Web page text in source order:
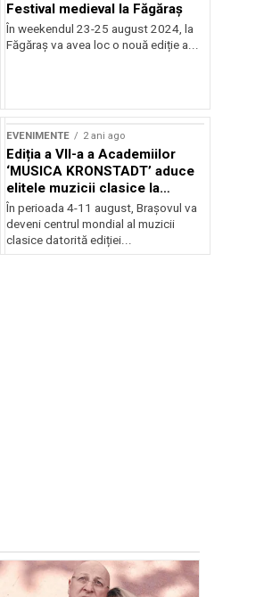
Festival medieval la Făgăraș
În weekendul 23-25 august 2024, la
Făgăraș va avea loc o nouă ediție a...
EVENIMENTE 2 ani ago
Ediția a VII-a a Academiilor
‘MUSICA KRONSTADT’ aduce
elitele muzicii clasice la
Brașov
În perioada 4-11 august, Brașovul va
deveni centrul mondial al muzicii
clasice datorită ediției...